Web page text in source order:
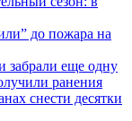
до пожара на
забрали еще одну
ранения
снести десятки